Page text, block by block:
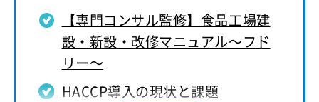
【専門コンサル監修】食品工場建
設・新設・改修マニュアル～フド
リー～
HACCP導入の現状と課題